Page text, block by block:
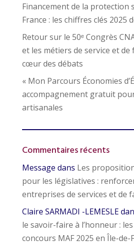
Financement de la protection
France : les chiffres clés 2025
Retour sur le 50ᵉ Congrès
et les métiers de service et
cœur des débats
« Mon Parcours Économies
accompagnement gratuit
artisanales
Commentaires récents
Message dans Les
pour les législatives :
entreprises de services et de
Claire SARMADI -LEMESLE
le savoir-faire à l’honneur :
concours MAF 2025 en Île-de-